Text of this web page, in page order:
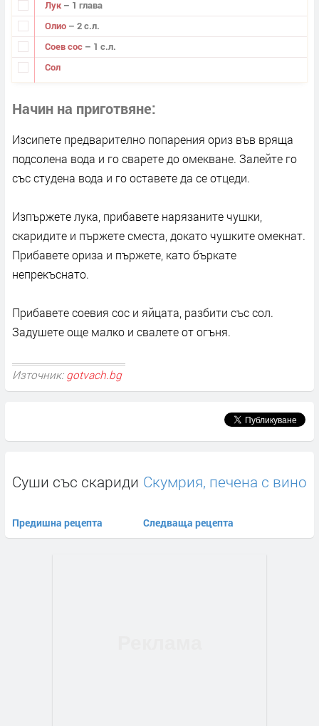
Лук – 1 глава
Олио – 2 с.л.
Соев сос – 1 с.л.
Сол
Начин на приготвяне
Изсипете предварително попарения ориз във вряща
подсолена вода и го сварете до омекване. Залейте го
със студена вода и го оставете да се отцеди.
Изпържете лука, прибавете нарязаните чушки,
скаридите и пържете сместа, докато чушките омекнат.
Прибавете ориза и пържете, като бъркате
непрекъснато.
Прибавете соевия сос и яйцата, разбити със сол.
Задушете още малко и свалете от огъня.
Източник: gotvach.bg
Суши със скариди
Предишна рецепта
Скумрия, печена с вино
Следваща рецепта